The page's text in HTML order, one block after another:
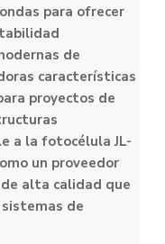
para ofrecer
de
características
proyectos de
a la fotocélula JL-
un proveedor
alta calidad que
de